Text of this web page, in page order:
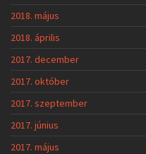
2018. május
2018. április
2017. december
2017. október
2017. szeptember
2017. június
2017. május